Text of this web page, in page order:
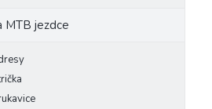
MTB jezdce